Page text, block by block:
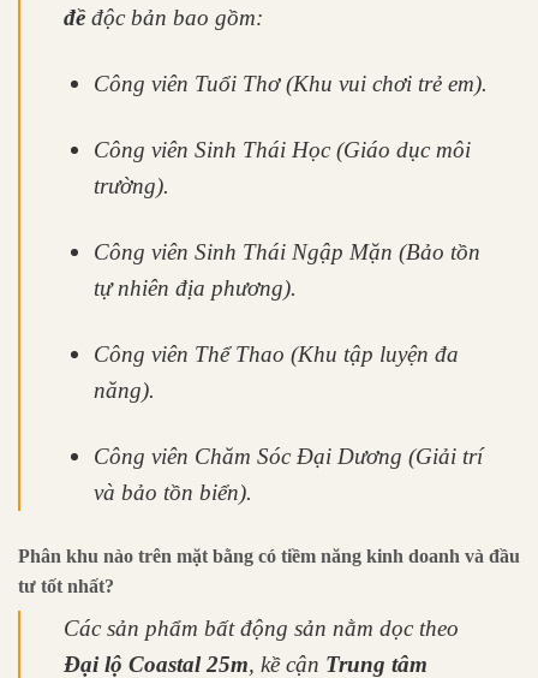
đề độc bản bao gồm:
Công viên Tuổi Thơ (Khu vui chơi trẻ em).
Công viên Sinh Thái Học (Giáo dục môi
trường).
Công viên Sinh Thái Ngập Mặn (Bảo tồn
tự nhiên địa phương).
Công viên Thể Thao (Khu tập luyện đa
năng).
Công viên Chăm Sóc Đại Dương (Giải trí
và bảo tồn biển).
Phân khu nào trên mặt bằng có tiềm năng kinh doanh và đầu
tư tốt nhất?
Các sản phẩm bất động sản nằm dọc theo
Đại lộ Coastal 25m, kề cận Trung tâm